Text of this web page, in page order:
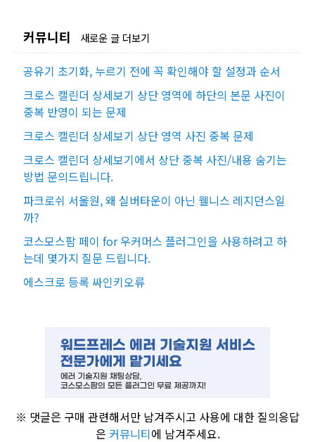
커뮤니티 새로운 글 더보기
공유기 초기화, 누르기 전에 꼭 확인해야 할 설정과 순서
크로스 캘린더 상세보기 상단 영역에 하단의 본문 사진이
중복 반영이 되는 문제
크로스 캘린더 상세보기 상단 영역 사진 중복 문제
크로스 캘린더 상세보기에서 상단 중복 사진/내용 숨기는
방법 문의드립니다.
파크로쉬 서울원, 왜 실버타운이 아닌 웰니스 레지던스일
까?
코스모스팜 페이 for 우커머스 플러그인을 사용하려고 하
는데 몇가지 질문 드립니다.
에스크로 등록 싸인키오류
※ 댓글은 구매 관련해서만 남겨주시고 사용에 대한 질의응답
은 커뮤니티에 남겨주세요.